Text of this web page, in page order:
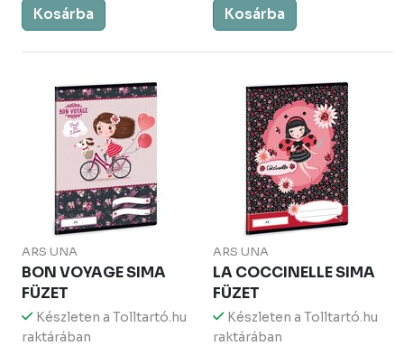
Kosárba Kosárba
ARS UNA
BON VOYAGE SIMA
FÜZET
Készleten a Tolltartó.hu
raktárában
ARS UNA
LA COCCINELLE SIMA
FÜZET
Készleten a Tolltartó.hu
raktárában